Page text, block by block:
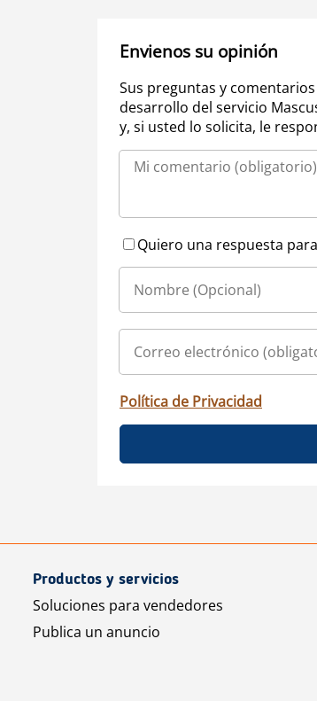
Envienos su opinión
Sus preguntas y
desarrollo del servicio
y, si usted lo solicita, le
Quiero una respuesta
Política de Privacidad
Productos y servicios
Soluciones para vendedores
Publica un anuncio